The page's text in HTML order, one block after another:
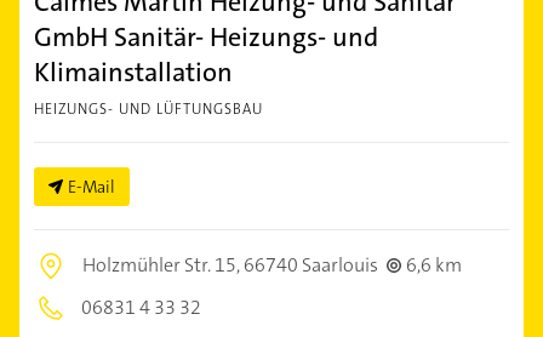
GmbH Sanitär- Heizungs- und
Klimainstallation
HEIZUNGS- UND LÜFTUNGSBAU
E-Mail
Holzmühler Str. 15,66740 Saarlouis
6,6 km
06831 4 33 32